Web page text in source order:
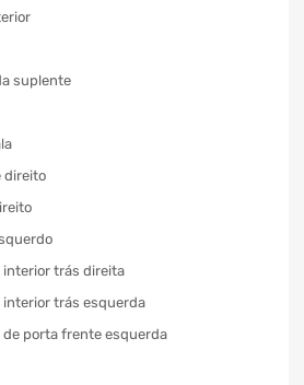
suplente
direito
interior trás direita
interior trás esquerda
porta frente esquerda